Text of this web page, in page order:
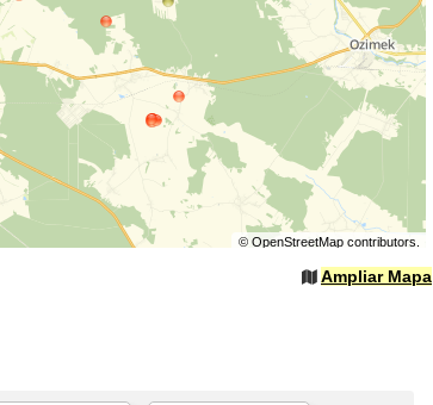
© OpenStreetMapcontributors.
Ampliar Mapa